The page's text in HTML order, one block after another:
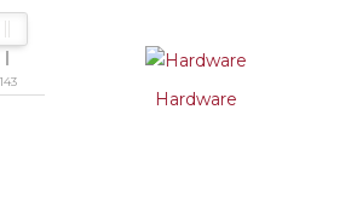
143
Hardware